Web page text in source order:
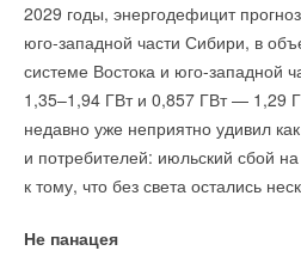
2029 годы, энергодефицит
юго-западной части Сибири, в
системе Востока и юго-западной
1,35–1,94 ГВт и 0,857 ГВт — 1,29
недавно уже неприятно удивил как
и потребителей: июльский сбой
к тому, что без света остались
Не панацея
→
В КНР ввели в строй «самую
ёмкостью 9 ГВт*ч
→
Росатом запустит
для электроавтомобилей
→
Постановление
вопрос техприсоединения для
→
Ученые создали лопасти для